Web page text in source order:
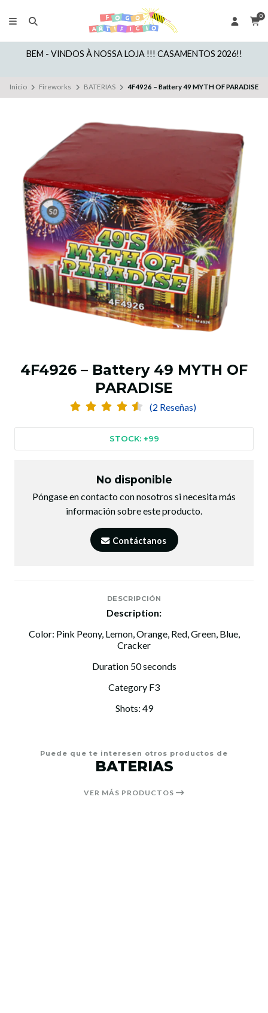
0
BEM - VINDOS À NOSSA LOJA !!! CASAMENTOS 2026!!
Inicio Fireworks BATERIAS 4F4926 – Battery 49 MYTH OF PARADISE
4F4926 – Battery 49 MYTH OF
PARADISE
(2 Reseñas)
STOCK: +99
No disponible
Póngase en contacto con nosotros si necesita más
información sobre este producto.
Contáctanos
DESCRIPCIÓN
Description:
Color: Pink Peony, Lemon, Orange, Red, Green, Blue,
Cracker
Duration 50 seconds
Category F3
Shots: 49
Puede que te interesen otros productos de
BATERIAS
VER MÁS PRODUCTOS